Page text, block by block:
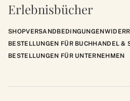
Erlebnisbücher
SHOPVERSANDBEDINGUNGEN
BESTELLUNGEN FÜR BUCHHANDEL &
BESTELLUNGEN FÜR UNTERNEHMEN